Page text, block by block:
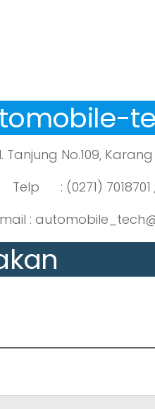
Tanjung No.109,
Telp : (0271) 7018701
: